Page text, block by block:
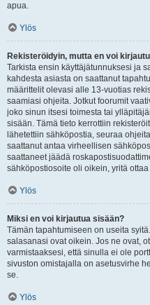
apua.
Ylös
Rekisteröidyin, mutta en voi
Tarkista ensin käyttäjätunnuksesi ja
kahdesta asiasta on saattanut
määrittelit olevasi alle 13-vuotias
saamiasi ohjeita. Jotkut foorumit
joko sinun itsesi toimesta tai
sisään. Tämä tieto kerrottiin
lähetettiin sähköpostia, seuraa
saattanut antaa virheellisen
saattaneet jäädä
sähköpostiosoite oli oikein, yritä
Ylös
Miksi en voi kirjautua sisään?
Tämän tapahtumiseen on useita
salasanasi ovat oikein. Jos ne ovat,
varmistaaksesi, että sinulla ei ole
sivuston omistajalla on asetusvirhe
se.
Ylös